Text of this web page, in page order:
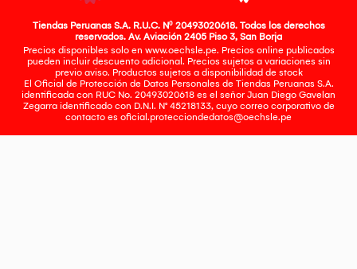
Tiendas Peruanas S.A. R.U.C. Nº 20493020618. Todos los derechos
reservados. Av. Aviación 2405 Piso 3, San Borja
Precios disponibles solo en www.oechsle.pe. Precios online publicados
pueden incluir descuento adicional. Precios sujetos a variaciones sin
previo aviso. Productos sujetos a disponibilidad de stock
El Oficial de Protección de Datos Personales de Tiendas Peruanas S.A.
identificada con RUC No. 20493020618 es el señor Juan Diego Gavelan
Zegarra identificado con D.N.I. N° 45218133, cuyo correo corporativo de
contacto es oficial.protecciondedatos@oechsle.pe